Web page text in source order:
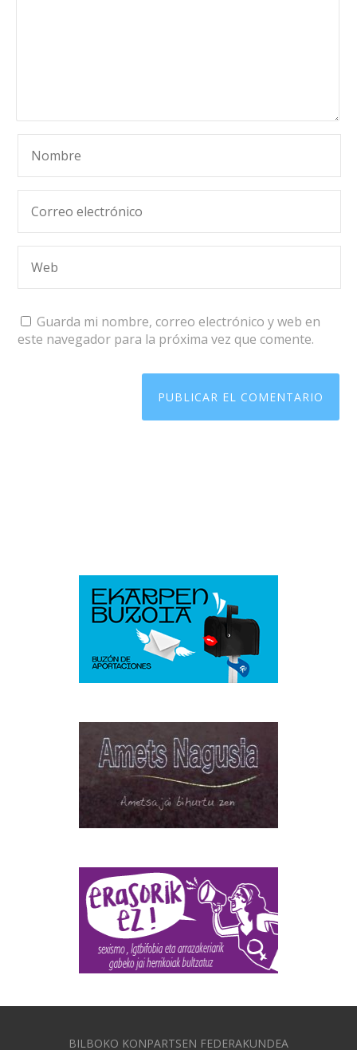
Guarda mi nombre, correo electrónico y web en
este navegador para la próxima vez que comente.
BILBOKO KONPARTSEN FEDERAKUNDEA